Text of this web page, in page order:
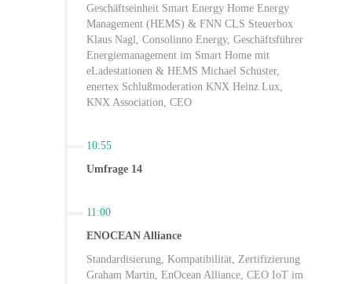
Geschäftseinheit Smart Energy Home Energy
Management (HEMS) & FNN CLS Steuerbox
Klaus Nagl, Consolinno Energy, Geschäftsführer
Energiemanagement im Smart Home mit
eLadestationen & HEMS Michael Schuster,
enertex Schlußmoderation KNX Heinz Lux,
KNX Association, CEO
10:55
Umfrage 14
11:00
ENOCEAN Alliance
Standardisierung, Kompatibilität, Zertifizierung
Graham Martin, EnOcean Alliance, CEO IoT im